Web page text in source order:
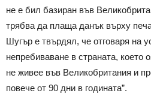
не е бил базиран във
трябва да плаща данък върху
Шугър е твърдял, че отговаря на
непребиваване в страната, което
не живее във Великобритания и
повече от 90 дни в годината”.